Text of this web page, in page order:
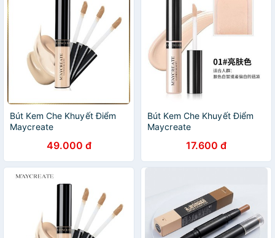
Bút Kem Che Khuyết Điểm
Maycreate
49.000 đ
Bút Kem Che Khuyết Điểm
Maycreate
17.600 đ